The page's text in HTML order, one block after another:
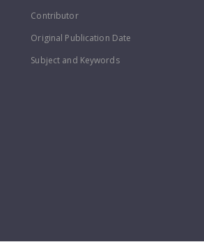
Contributor
Original Publication Date
Subject and Keywords